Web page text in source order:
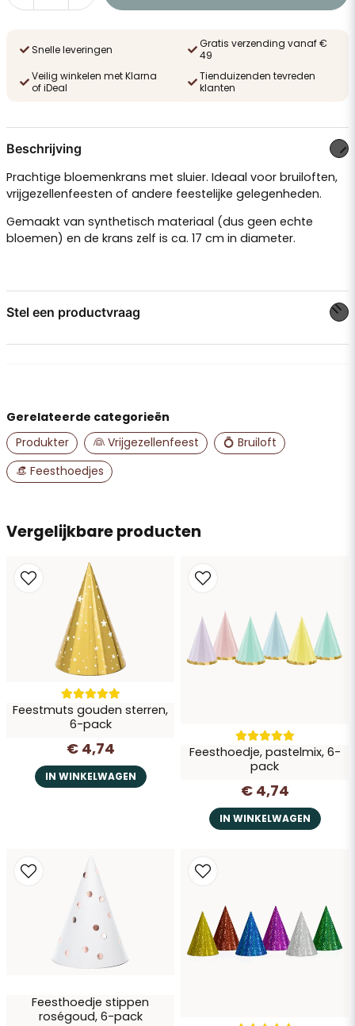
Snelle leveringen
Gratis verzending vanaf €
49
Veilig winkelen met Klarna
of iDeal
Tienduizenden tevreden
klanten
Beschrijving
Prachtige bloemenkrans met sluier. Ideaal voor bruiloften,
vrijgezellenfeesten of andere feestelijke gelegenheden.
Gemaakt van synthetisch materiaal (dus geen echte
bloemen) en de krans zelf is ca. 17 cm in diameter.
Stel een productvraag
name
Naam
Ja, u mag mijn vraag publiceren
Vergelijkbare producten
Feestmuts gouden sterren,
6-pack
€ 4,74
IN WINKELWAGEN
Feesthoedje, pastelmix, 6-
pack
€ 4,74
IN WINKELWAGEN
Feesthoedje stippen
roségoud, 6-pack
Gerelateerde categorieën
Produkter
👰 Vrijgezellenfeest
💍 Bruiloft
👒 Feesthoedjes